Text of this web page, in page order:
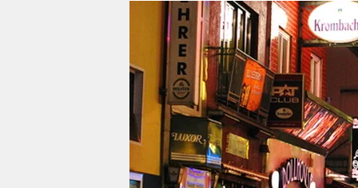
berlin
nord
wahrheit
verlag
verlag
veranstaltungen